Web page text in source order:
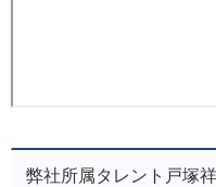
弊社所属タレント戸塚